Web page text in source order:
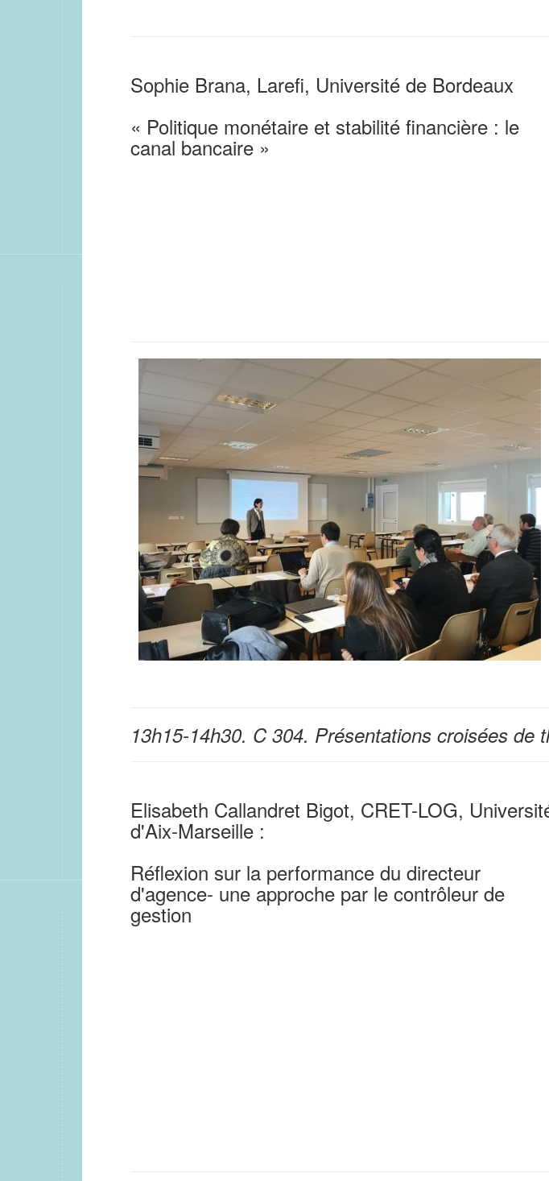
Sophie Brana, Larefi, Université de Bordeaux
« Politique monétaire et stabilité financière : le
canal bancaire »
13h15-14h30. C 304. Présentations croisées de
Elisabeth Callandret Bigot, CRET-LOG,
d'Aix-Marseille :
Réflexion sur la performance du directeur
d'agence- une approche par le contrôleur de
gestion